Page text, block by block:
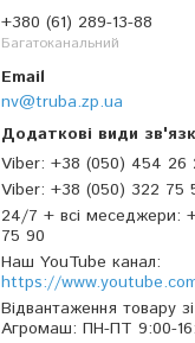
+380 (61) 289-13-88
Багатоканальний
nv@truba.zp.ua
Viber +38 (050) 454 26
Viber +38 (050) 322 75
24/7 + всі меседжери
75 90
Наш YouTube канал
https://
Відвантаження товару
Агромаш ПН-ПТ 9:00-